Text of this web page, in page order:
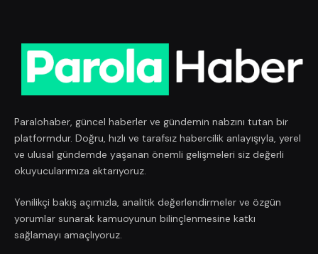
Paralohaber, güncel haberler ve gündemin nabzını tutan bir
platformdur. Doğru, hızlı ve tarafsız habercilik anlayışıyla, yerel
ve ulusal gündemde yaşanan önemli gelişmeleri siz değerli
okuyucularımıza aktarıyoruz.
Yenilikçi bakış açımızla, analitik değerlendirmeler ve özgün
yorumlar sunarak kamuoyunun bilinçlenmesine katkı
sağlamayı amaçlıyoruz.